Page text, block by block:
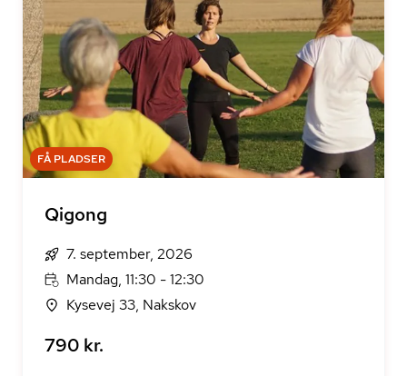
FÅ PLADSER
Qigong
7. september, 2026
Mandag, 11:30 - 12:30
Kysevej 33, Nakskov
790 kr.